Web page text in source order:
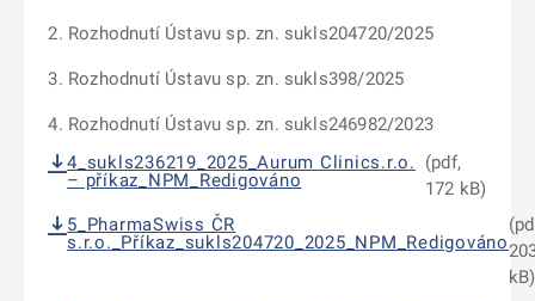
Rozhodnutí Ústavu sp. zn. sukls204720/2025
Rozhodnutí Ústavu sp. zn. sukls398/2025
Rozhodnutí Ústavu sp. zn. sukls246982/2023
4_sukls236219_2025_Aurum Clinics.r.o.
– příkaz_NPM_Redigováno
(pdf,
172 kB)
5_PharmaSwiss ČR
s.r.o._Příkaz_sukls204720_2025_NPM_Redigováno
kB)